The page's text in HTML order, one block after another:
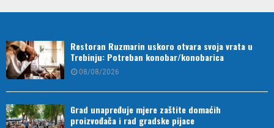
Restoran Ruzmarin uskoro otvara svoja vrata u
Trebinju: Potreban konobar/konobarica
08/08/2026
Grad unapređuje mjere zaštite domaćih
proizvođača i rad gradske pijace